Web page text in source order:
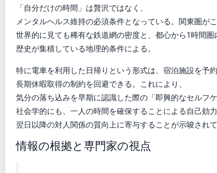
「自分だけの時間」は贅沢ではなく、
メンタルヘルス維持の必須条件となっている。関東圏が
世界的に見ても稀有な鉄道網の密度と、都心から1時間
歴史が集積している地理的条件による。
特に電車を利用した日帰りという形式は、宿泊施設を予
長期休暇取得の制約を回避できる。これにより、
気分の落ち込みを早期に認識した際の「即興的なセルフ
社会学的にも、一人の時間を確保することによる自己効
翌日以降の対人関係の質向上に寄与することが示唆され
情報の根拠と専門家の視点